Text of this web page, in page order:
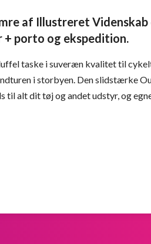
af Illustreret
+ porto og ekspedition.
taske i suveræn kvalitet til
i storbyen. Den slidstærke
til alt dit tøj og andet udstyr, og